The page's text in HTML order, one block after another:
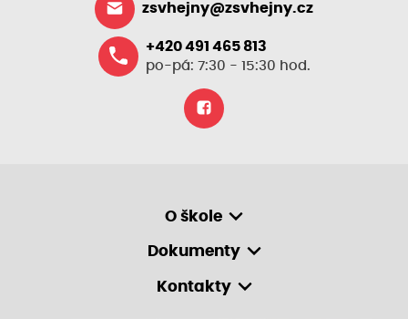
zsvhejny@zsvhejny.cz
+420 491 465 813
po-pá: 7:30 - 15:30 hod.
O škole
Dokumenty
Kontakty